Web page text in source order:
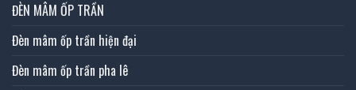
ĐÈN MÂM ỐP TRẦN
Đèn mâm ốp trần hiện đại
Đèn mâm ốp trần pha lê